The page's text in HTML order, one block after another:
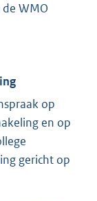
WMO
op
en op
gericht op